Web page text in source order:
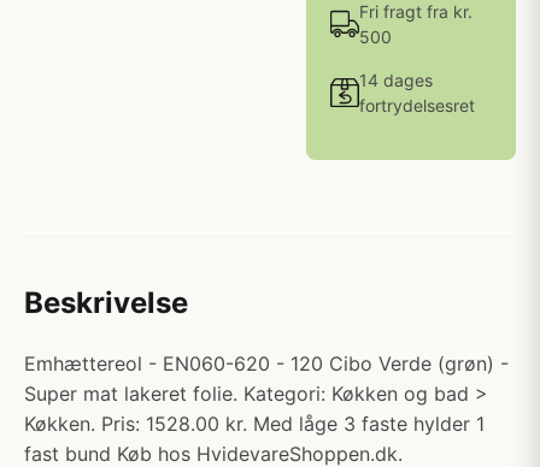
Fri fragt fra kr.
500
14 dages
fortrydelsesret
Beskrivelse
Emhættereol - EN060-620 - 120 Cibo Verde (grøn) -
Super mat lakeret folie. Kategori: Køkken og bad >
Køkken. Pris: 1528.00 kr. Med låge 3 faste hylder 1
fast bund Køb hos HvidevareShoppen.dk.